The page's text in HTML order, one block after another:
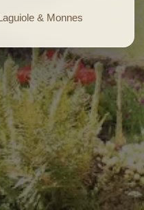
& Monnes